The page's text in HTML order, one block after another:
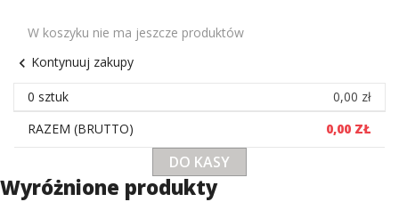
W koszyku nie ma jeszcze produktów
chevron_left Kontynuuj zakupy
0 sztuk
0,00 zł
RAZEM (BRUTTO)
0,00 ZŁ
DO KASY
Wyróżnione produkty